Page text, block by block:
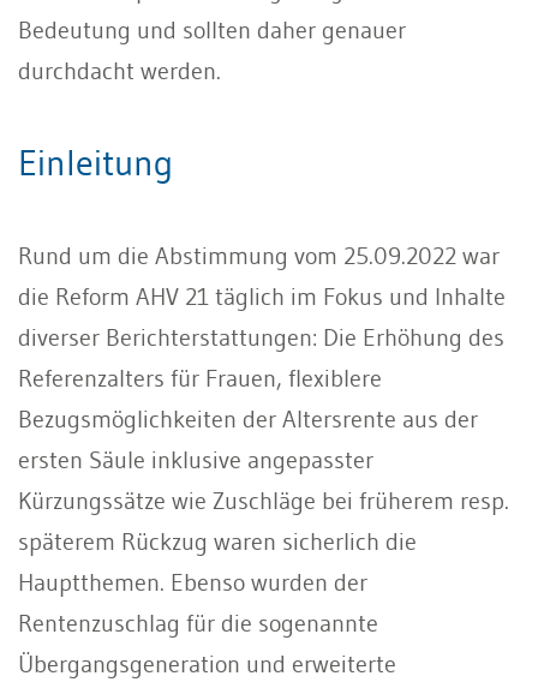
Bedeutung und sollten daher genauer
durchdacht werden.
Einleitung
Rund um die Abstimmung vom 25.09.2022 war
die Reform AHV 21 täglich im Fokus und Inhalte
diverser Berichterstattungen: Die Erhöhung des
Referenzalters für Frauen, flexiblere
Bezugsmöglichkeiten der Altersrente aus der
ersten Säule inklusive angepasster
Kürzungssätze wie Zuschläge bei früherem resp.
späterem Rückzug waren sicherlich die
Hauptthemen. Ebenso wurden der
Rentenzuschlag für die sogenannte
Übergangsgeneration und erweiterte